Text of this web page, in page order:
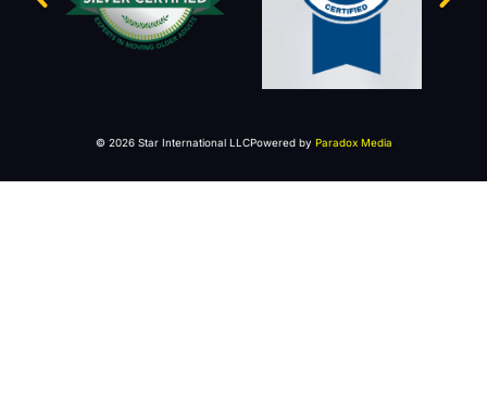
© 2026 Star International LLCPowered by Paradox Media